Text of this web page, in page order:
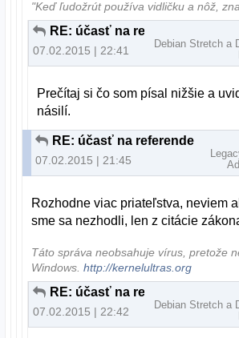
"Keď ľudožrút používa vidličku a nôž,
RE: účasť na referende
07.02.2015 | 22:41
Debian Stretch a
Prečítaj si čo som písal nižšie a
násilí.
RE: účasť na referende
07.02.2015 | 21:45
Rozhodne viac priateľstva, neviem
sme sa nezhodli, len z citácie
Táto správa neobsahuje vírus, pretože
Windows.http://kernelultras.org
RE: účasť na referende
07.02.2015 | 22:42
Debian Stretch a